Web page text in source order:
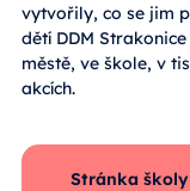
vytvořily, co se jim
dětí DDM
městě, ve škole, v
akcích.
Stránka školy